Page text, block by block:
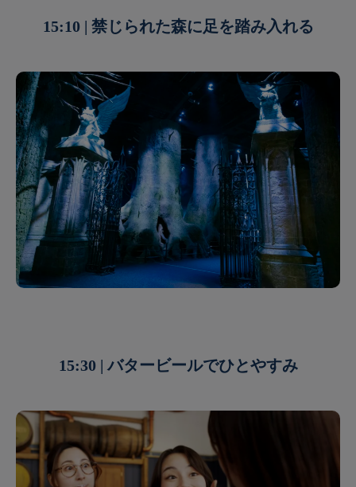
15:10 | 禁じられた森に足を踏み入れる
15:30 | バタービールでひとやすみ